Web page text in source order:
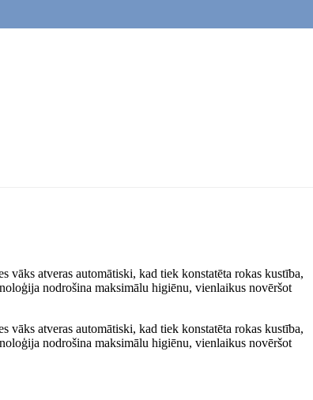
vāks atveras automātiski, kad tiek konstatēta rokas kustība,
nodrošina maksimālu higiēnu, vienlaikus novēršot
vāks atveras automātiski, kad tiek konstatēta rokas kustība,
nodrošina maksimālu higiēnu, vienlaikus novēršot